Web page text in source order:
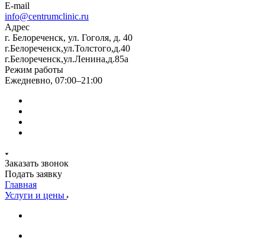
E-mail
info@centrumclinic.ru
Адрес
г. Белореченск, ул. Гоголя, д. 40
г.Белореченск,ул.Толстого,д.40
г.Белореченск,ул.Ленина,д.85а
Режим работы
Ежедневно, 07:00–21:00
Заказать звонок
Подать заявку
Главная
Услуги и цены